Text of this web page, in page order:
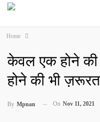
Home
केवल एक होने की
होने की भी
By Mpnan On Nov 11, 2021